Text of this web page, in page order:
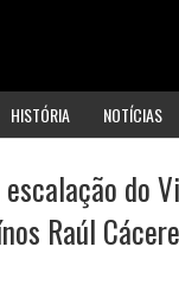
HISTÓRIA NOTÍCIAS
do
Raúl